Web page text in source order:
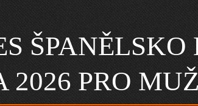
ŠPANĚLSKO
2026 PRO